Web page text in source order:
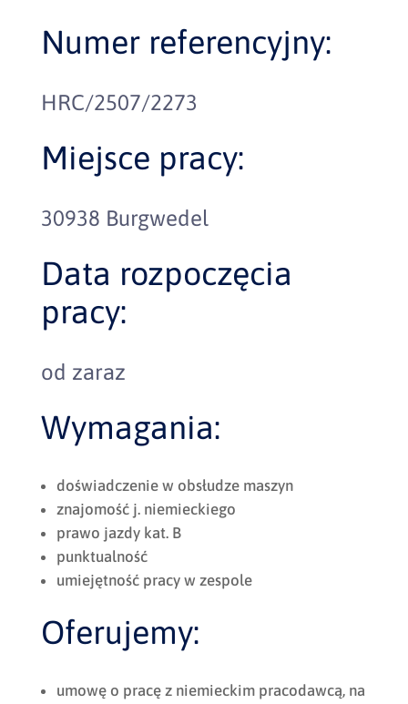
Numer referencyjny:
HRC/2507/2273
Miejsce pracy:
30938 Burgwedel
Data rozpoczęcia
pracy:
od zaraz
Wymagania:
doświadczenie w obsłudze maszyn
znajomość j. niemieckiego
prawo jazdy kat. B
punktualność
umiejętność pracy w zespole
Oferujemy:
umowę o pracę z niemieckim pracodawcą, na